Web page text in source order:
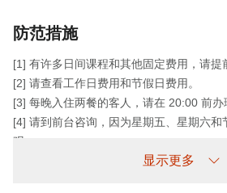
防范措施
[1] 有许多日间课程和其他固定费用，请提
[2] 请查看工作日费用和节假日费用。
[3] 每晚入住两餐的客人，请在 20:00 前办
[4] 请到前台咨询，因为星期五、星期六和
观。
[5] 如需预订，请直接通过电话或网站与我
显示更多